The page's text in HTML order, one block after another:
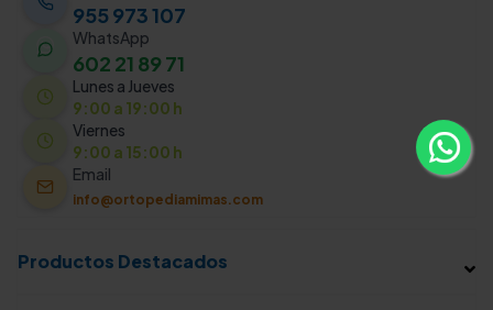
955 973 107
WhatsApp
602 21 89 71
Lunes a Jueves
9:00 a 19:00 h
Viernes
9:00 a 15:00 h
Email
info@ortopediamimas.com
Productos Destacados